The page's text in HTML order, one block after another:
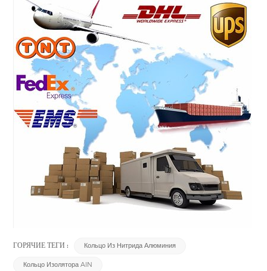
ГОРЯЧИЕ ТЕГИ : Кольцо Из Нитрида Алюминия
Кольцо Изолятора AlN